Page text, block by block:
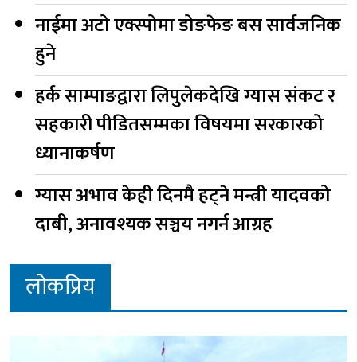
नाईमा अटो एक्स्पोमा डोङफेङ बस सार्वजनिक
हुने
हर्क साम्पाङद्वारा लिपुलेकदेखि ग्यास संकट र
सहकारी पीडितसम्मका विषयमा सरकारको
ध्यानाकर्षण
ग्यास अभाव केही दिनमै हट्ने मन्त्री यादवको
दाबी, अनावश्यक सञ्चय नगर्न आग्रह
लोकप्रिय